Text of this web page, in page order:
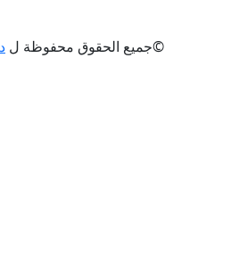
©جميع الحقوق محفوظة لدار